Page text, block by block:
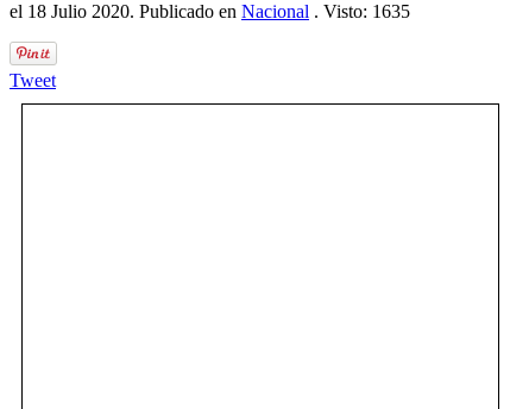
el 18 Julio 2020. Publicado en Nacional . Visto: 1635
Tweet